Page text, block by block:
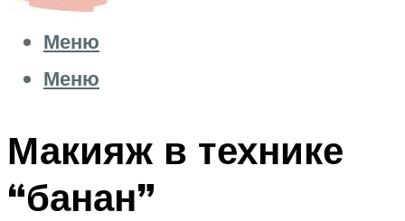
Меню
Меню
Макияж в технике
“банан”